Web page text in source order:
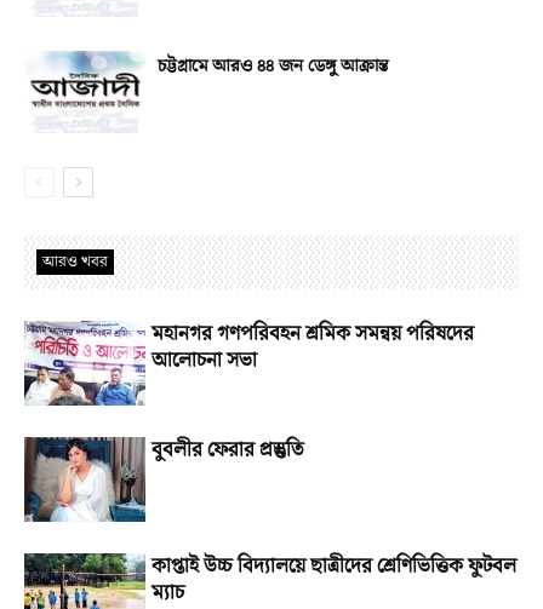
চট্টগ্রামে আরও ৪৪ জন ডেঙ্গু আক্রান্ত
আরও খবর
মহানগর গণপরিবহন শ্রমিক সমন্বয় পরিষদের
আলোচনা সভা
বুবলীর ফেরার প্রস্তুতি
কাপ্তাই উচ্চ বিদ্যালয়ে ছাত্রীদের শ্রেণিভিত্তিক ফুটবল
ম্যাচ